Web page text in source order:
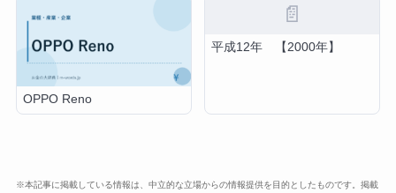
OPPO Reno
📄
平成12年 【2000年】
※本記事に掲載している情報は、中立的な立場からの情報提供を目的としたものです。掲載